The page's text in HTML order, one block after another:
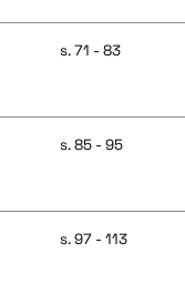
s. 71 - 83
s. 85 - 95
s. 97 - 113